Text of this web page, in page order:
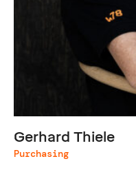
Gerhard Thiele
Purchasing